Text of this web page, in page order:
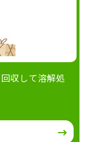
収して溶解処